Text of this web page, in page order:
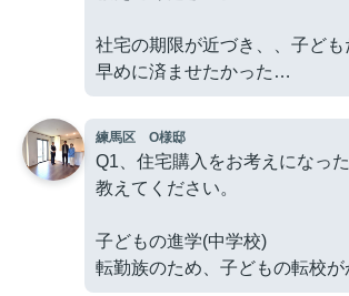
マトリックスグループさんが担
物件の中に気になる新築物件が
す。
３．住宅購入までに不安だった
したか？
押し売りや冷静に判断する時間
いような営業対応への不安があ
社宅の期限が近づき、、子ども
早めに済ませたかった
Q2、マトリックスグループと
っかけは何でしたか？
Q3、住宅購入までに不安だった
練馬区 O様邸
Q1、住宅購入をお考えになっ
教えてください。
子どもの進学(中学校)
転勤族のため、子どもの転校が